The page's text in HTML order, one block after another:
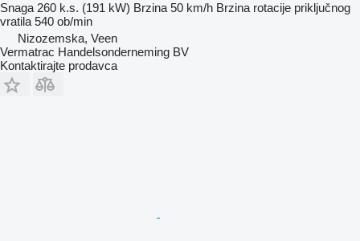
Snaga 260 k.s. (191 kW) Brzina 50 km/h Brzina rotacije priključnog
vratila 540 ob/min
Nizozemska, Veen
Vermatrac Handelsonderneming BV
Kontaktirajte prodavca